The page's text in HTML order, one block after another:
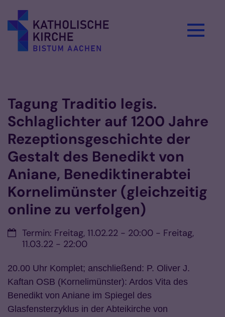
Tagung Traditio legis.
Schlaglichter auf 1200 Jahre
Rezeptionsgeschichte der
Gestalt des Benedikt von
Aniane, Benediktinerabtei
Kornelimünster (gleichzeitig
online zu verfolgen)
Datum:Termin: Freitag, 11.02.22 - 20:00 - Freitag,
11.03.22 - 22:00
20.00 Uhr Komplet; anschließend: P. Oliver J.
Kaftan OSB (Kornelimünster): Ardos Vita des
Benedikt von Aniane im Spiegel des
Glasfensterzyklus in der Abteikirche von